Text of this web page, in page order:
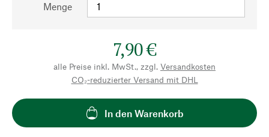
Menge
7,90 €
alle Preise inkl. MwSt., zzgl. Versandkosten
CO₂-reduzierter Versand mit DHL
In den Warenkorb